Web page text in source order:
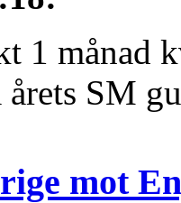
1 månad
SM
mot